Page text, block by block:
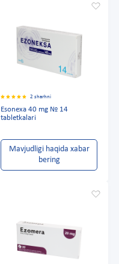
2 sharhni
Esonexa 40 mg № 14
tabletkalari
Mavjudligi haqida xabar
bering